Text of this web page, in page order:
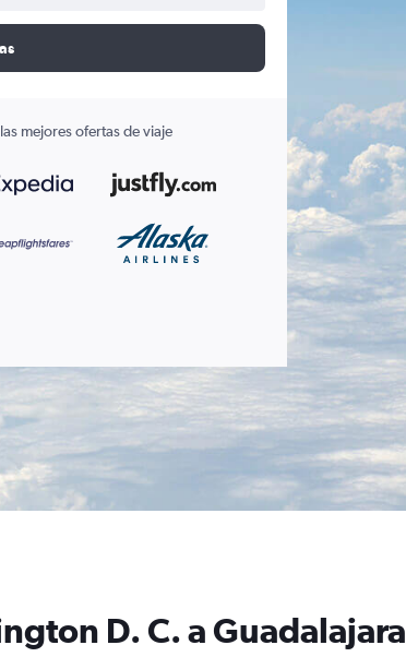
mejores ofertas de viaje
D. C. a Guadalajara